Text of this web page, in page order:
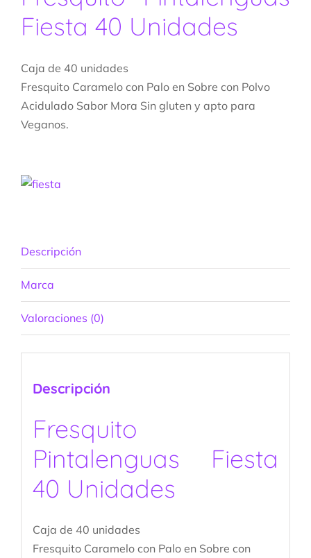
Fiesta 40 Unidades
Caja de 40 unidades
Fresquito Caramelo con Palo en Sobre con Polvo
Acidulado Sabor Mora Sin gluten y apto para
Veganos.
Descripción
Marca
Valoraciones (0)
Descripción
Fresquito
Pintalenguas Fiesta
40 Unidades
Caja de 40 unidades
Fresquito Caramelo con Palo en Sobre con